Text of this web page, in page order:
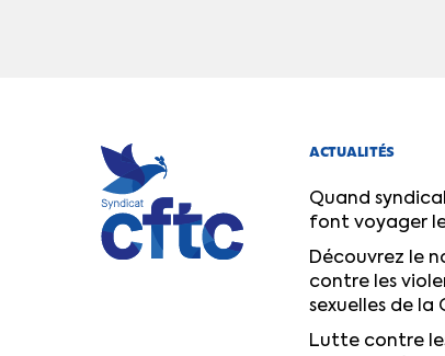
ACTUALITÉS
Quand
font voyager
Découvrez le
contre les
sexuelles de la
Lutte contre